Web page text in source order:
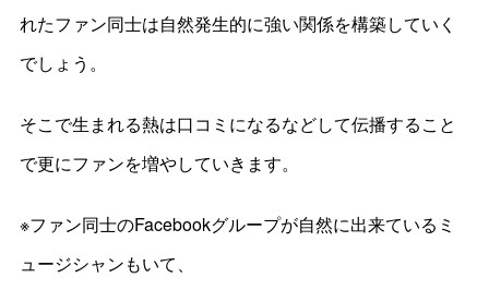
れたファン同士は自然発生的に強い関係を構築していく
でしょう。
そこで生まれる熱は口コミになるなどして伝播すること
で更にファンを増やしていきます。
※ファン同士のFacebookグループが自然に出来ているミ
ュージシャンもいて、